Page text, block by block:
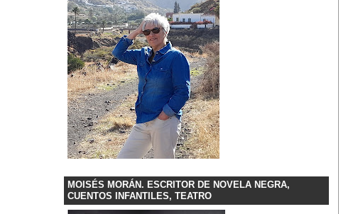
MOISÉS MORÁN. ESCRITOR DE NOVELA NEGRA,
CUENTOS INFANTILES, TEATRO